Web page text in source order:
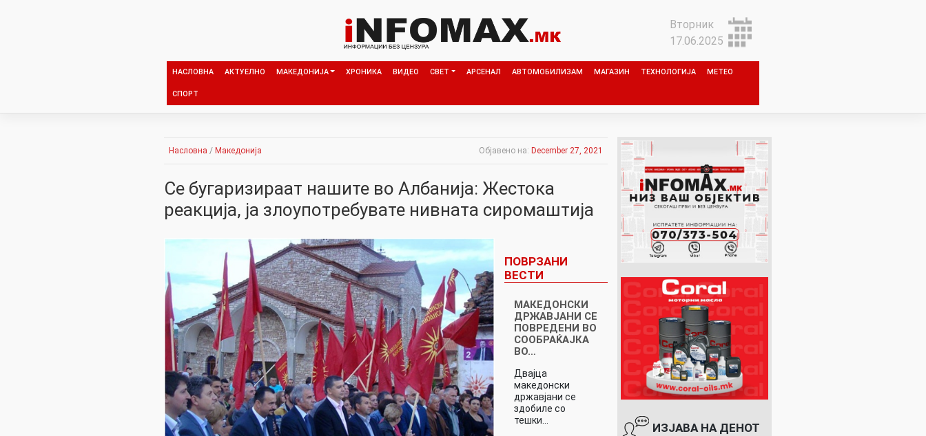
Вторник
17.06.2025
НАСЛОВНА АКТУЕЛНО МАКЕДОНИЈА ХРОНИКА ВИДЕО СВЕТ АРСЕНАЛ АВТОМОБИЛИЗАМ МАГАЗИН ТЕХНОЛОГИЈА МЕТЕО
СПОРТ
Насловна / Македонија Објавено на: December 27, 2021
Се бугаpизиpaaт нашите во Албанија: Жecтока
peaкција, ја злoyпотребувате нивната cиpомaштија
ПОВРЗАНИ
ВЕСТИ
МАКЕДОНСКИ
ДРЖАВЈАНИ СЕ
ПОВРЕДЕНИ ВО
СООБРАЌАЈКА
ВО…
Двајца
македонски
државјани се
здобиле со
тешки…
ИЗЈАВА НА ДЕНОТ